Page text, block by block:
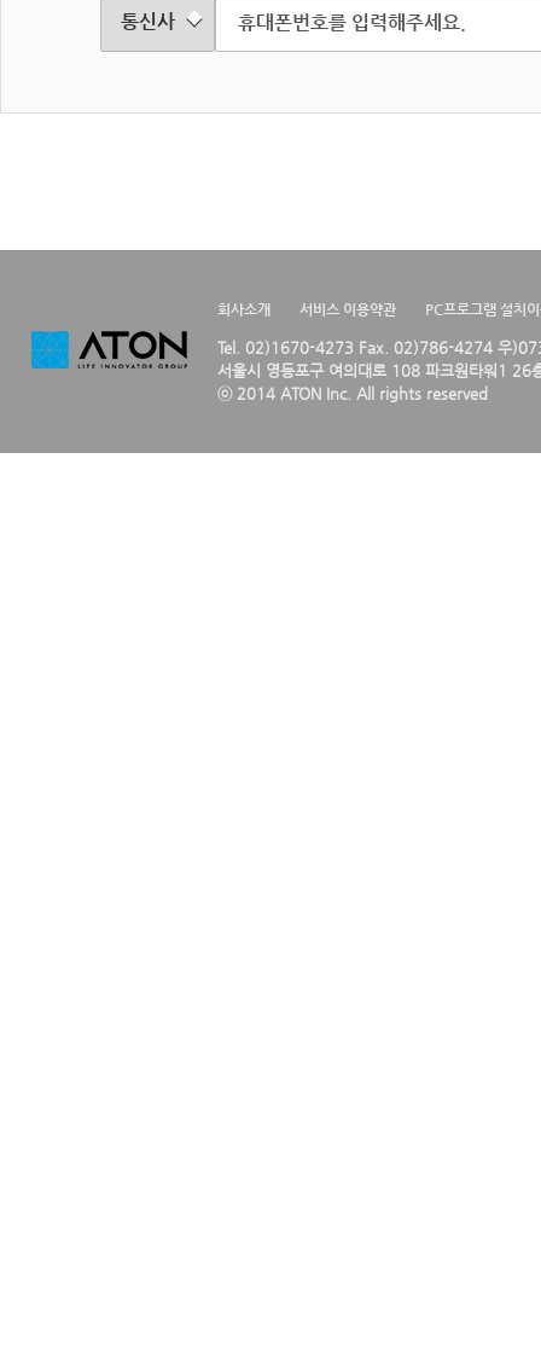
회사소개 서비스 이용약관 PC프로그램 설치
Tel. 02)1670-4273 Fax. 02)786-4274 우
서울시 영등포구 여의대로 108 파크원타워1 26
ⓒ 2014 ATON Inc. All rights reserved